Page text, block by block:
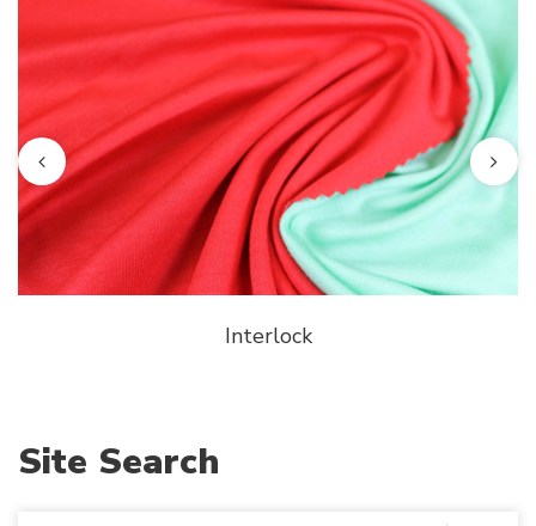
Interlock
Site Search